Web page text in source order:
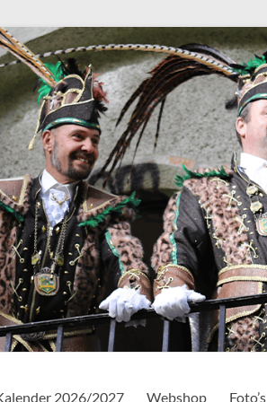
2026/2027 Webshop Foto’s